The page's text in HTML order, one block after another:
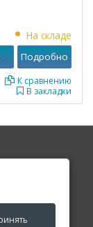
На складе
В закладки
К сравнению
Подробно